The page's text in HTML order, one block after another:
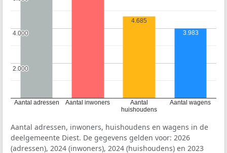
Aantal adressen Aantal inwoners
Aantal
huishoudens
Aantal wagens
2.000
2.000
4.000
4.000
4.685
3.983
Aantal adressen, inwoners, huishoudens en wagens in de
deelgemeente Diest. De gegevens gelden voor: 2026
(adressen), 2024 (inwoners), 2024 (huishoudens) en 2023